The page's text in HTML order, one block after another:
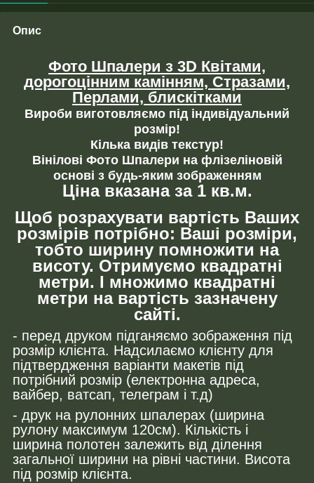
Опис
Фото Шпалери з 3D Квітами,
дорогоцінним камінням, Стразами,
Перлами, блискітками
Вироби виготовляємо під індивідуальний
розмір!
Кілька видів текстур!
Вінілові Фото Шпалери на флізеліновій
основі з будь-яким зображенням
Ціна вказана за 1 кв.м.
Щоб розрахувати вартість Ваших
розмірів потрібно: Ваші розміри,
тобто ширину помножити на
висоту. Отримуємо квадратні
метри. І множимо квадратні
метри на вартість зазначену
сайті.
- перед друком підганяємо зображення під
розмір клієнта. Надсилаємо клієнту для
підтвердження варіанти макетів під
потрібний розмір (електронна адреса,
вайбер, ватсап, телеграм і т.д)
- друк на рулонних шпалерах (ширина
рулону максимум 120см). Кількість і
ширина полотен залежить від ділення
загальної ширини на рівні частини. Висота
під розмір клієнта.